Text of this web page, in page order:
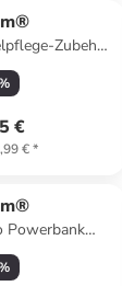
Zubehör:
35 cm
€
€*
Powerbank
USB-A/USB-C